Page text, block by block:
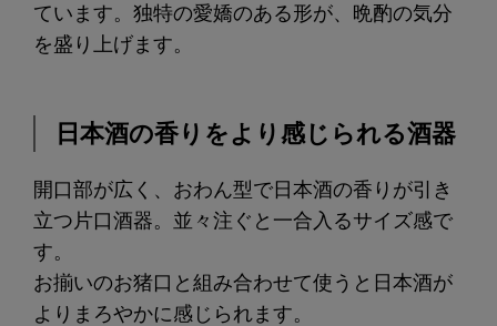
ています。独特の愛嬌のある形が、晩酌の気分
を盛り上げます。
日本酒の香りをより感じられる酒器
開口部が広く、おわん型で日本酒の香りが引き
立つ片口酒器。並々注ぐと一合入るサイズ感で
す。
お揃いのお猪口と組み合わせて使うと日本酒が
よりまろやかに感じられます。